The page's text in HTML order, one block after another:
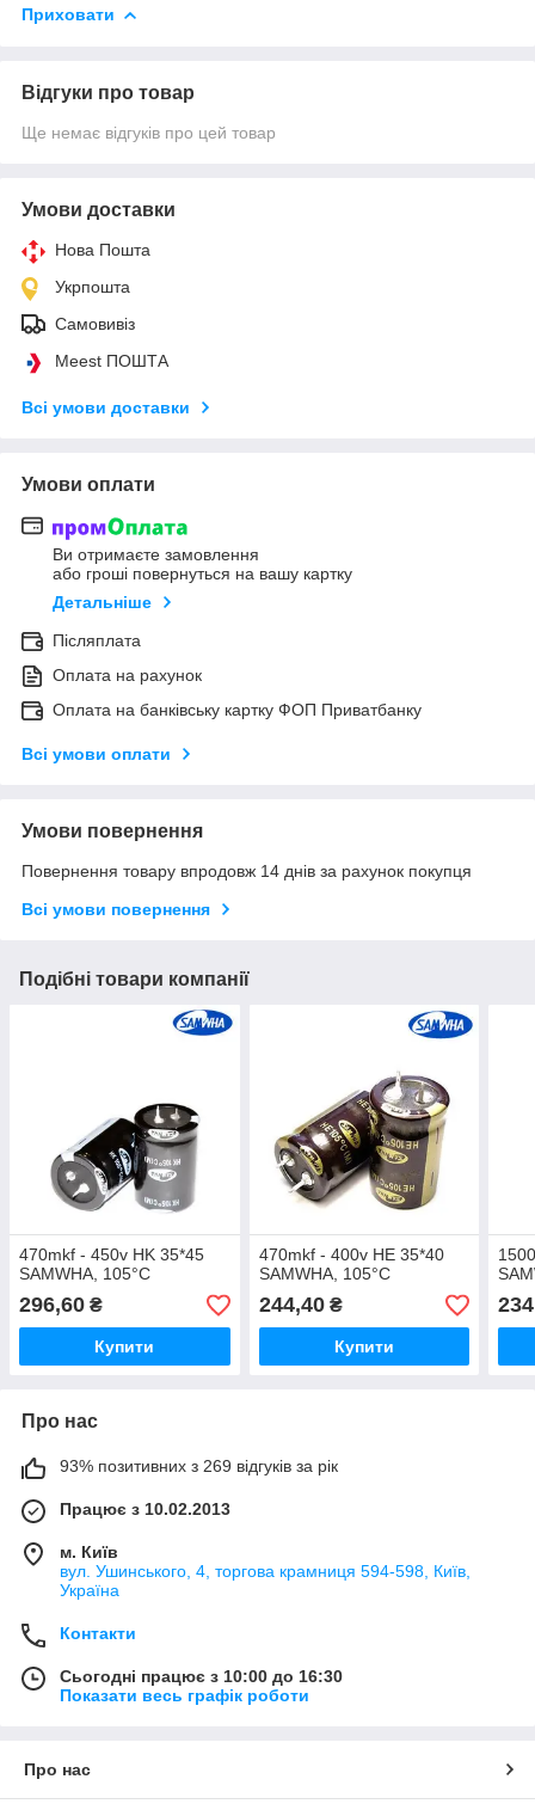
Приховати
Відгуки про товар
Ще немає відгуків про цей товар
Умови доставки
Нова Пошта
Укрпошта
Самовивіз
Meest ПОШТА
Всі умови доставки
Умови оплати
Ви отримаєте замовлення
або гроші повернуться на вашу картку
Детальніше
Післяплата
Оплата на рахунок
Оплата на банківську картку ФОП Приватбанку
Всі умови оплати
Умови повернення
Повернення товару впродовж 14 днів за рахунок покупця
Всі умови повернення
Подібні товари компанії
470mkf - 450v HK 35*45
SAMWHA, 105°C
296,60 ₴
Купити
470mkf - 400v HE 35*40
SAMWHA, 105°C
244,40₴
Купити
Про нас
93% позитивних з 269 відгуків за рік
Працює з 10.02.2013
м. Київ
вул. Ушинського, 4, торгова крамниця 594-598, Київ,
Україна
Контакти
Сьогодні працює з 10:00 до 16:30
Показати весь графік роботи
Про нас